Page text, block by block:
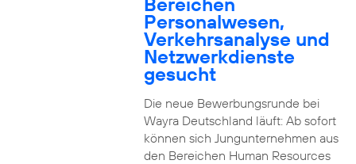
Personalwesen,
Verkehrsanalyse und
Netzwerkdienste
gesucht
Die neue Bewerbungsrunde bei
Wayra Deutschland läuft: Ab sofort
können sich Jungunternehmen aus
den Bereichen Human Resources